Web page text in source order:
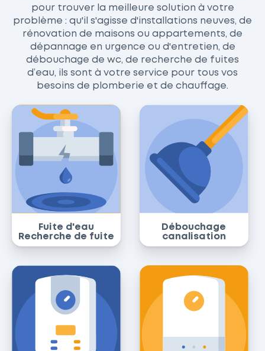
pour trouver la meilleure solution à votre
problème : qu'il s'agisse d'installations neuves, de
rénovation de maisons ou appartements, de
dépannage en urgence ou d'entretien, de
débouchage de wc, de recherche de fuites
d’eau, ils sont à votre service pour tous vos
besoins de plomberie et de chauffage.
Fuite d'eau
Recherche de fuite
Débouchage
canalisation